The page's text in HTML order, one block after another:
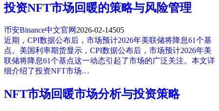
投资NFT市场回暖的策略与风险管理
币安Binance中文官网 2026-02-14505
近期，CPI数据公布后，市场预计2026年美联储将降息61个基
点。美国利率期货显示，CPI数据公布后，市场预计2026年美
联储将降息61个基点这一动态引起了市场的广泛关注。本文详
细介绍了投资NFT市场…
NFT市场回暖市场分析与投资策略